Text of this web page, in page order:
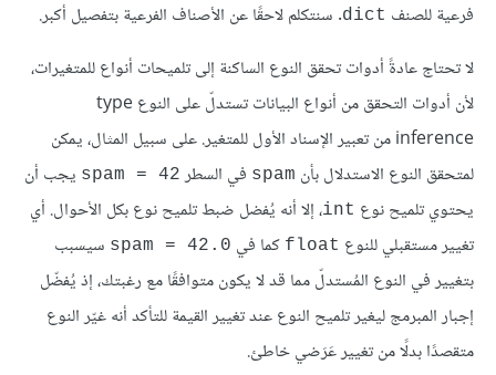
فرعية للصنف dict. سنتكلم لاحقًا عن الأصناف الفرعية بتفصيل أكبر.
لا تحتاج عادةً أدوات تحقق النوع الساكنة إلى تلميحات أنواع للمتغيرات،
لأن أدوات التحقق من أنواع البيانات تستدلّ على النوع type
inference من تعبير الإسناد الأول للمتغير. على سبيل المثال، يمكن
لمتحقق النوع الاستدلال بأن spam في السطر spam = 42 يجب أن
يحتوي تلميح نوع int، إلا أنه يُفضل ضبط تلميح نوع بكل الأحوال. أي
تغيير مستقبلي للنوع float كما في spam = 42.0 سيسبب
بتغيير في النوع المُستدلّ مما قد لا يكون متوافقًا مع رغبتك، إذ يُفضّل
إجبار المبرمج ليغير تلميح النوع عند تغيير القيمة للتأكد أنه غيّر النوع
متقصدًا بدلًا من تغيير عَرَضي خاطئ.